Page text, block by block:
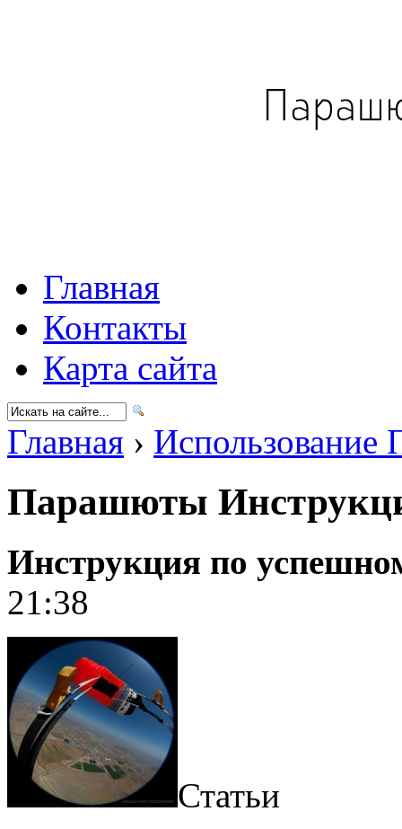
Главная
Контакты
Карта сайта
Главная › Использование
Парашюты
Инструкция по
21:38
Статьи